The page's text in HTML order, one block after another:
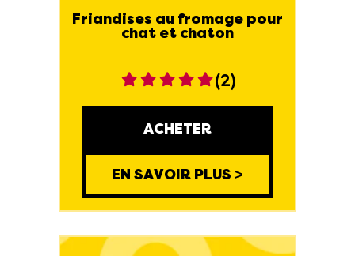
Friandises au fromage pour
chat et chaton
(2)
ACHETER
EN SAVOIR PLUS >